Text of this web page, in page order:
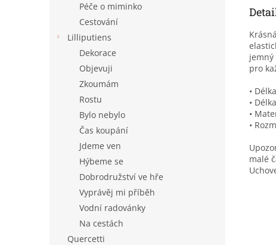
Péče o miminko
Cestování
Lilliputiens
Dekorace
Objevuji
Zkoumám
Rostu
Bylo nebylo
Čas koupání
Jdeme ven
Hýbeme se
Dobrodružství ve hře
Vyprávěj mi příběh
Vodní radovánky
Na cestách
Quercetti
pro
•
•
•
•
malé